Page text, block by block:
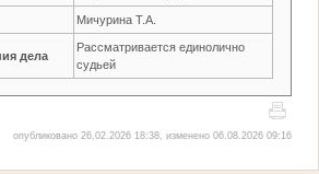
Мичурина Т.А.
дела
Рассматривается единолично
судьей
опубликовано 26.02.2026 18:38, изменено 06.08.2026 09:16